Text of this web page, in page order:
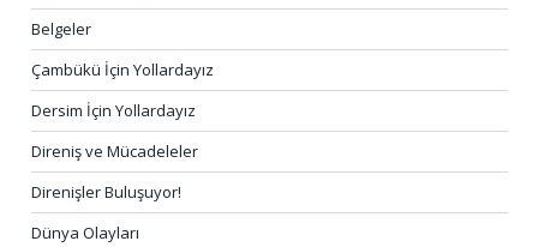
Belgeler
Çambükü İçin Yollardayız
Dersim İçin Yollardayız
Direniş ve Mücadeleler
Direnişler Buluşuyor!
Dünya Olayları